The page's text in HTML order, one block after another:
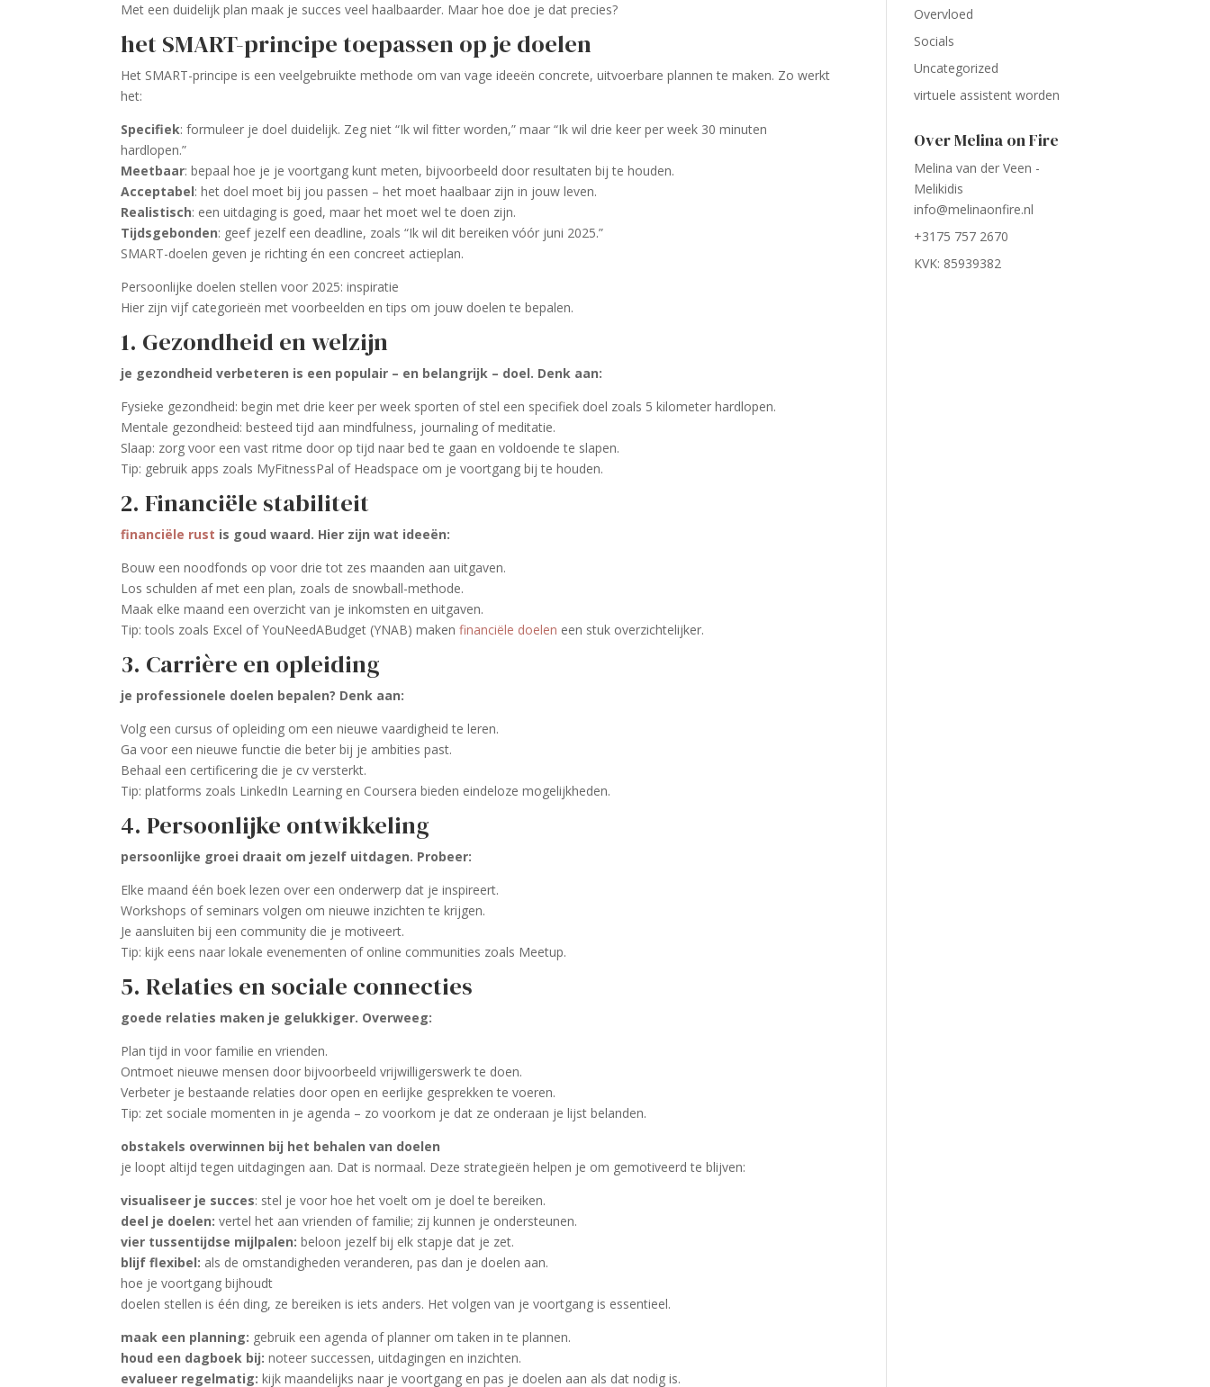
Met een duidelijk plan maak je succes veel haalbaarder. Maar hoe doe je dat precies?
het SMART-principe toepassen op je doelen
Het SMART-principe is een veelgebruikte methode om van vage ideeën concrete, uitvoerbare plannen te maken. Zo werkt
het:
Specifiek: formuleer je doel duidelijk. Zeg niet “Ik wil fitter worden,” maar “Ik wil drie keer per week 30 minuten
hardlopen.”
Meetbaar: bepaal hoe je je voortgang kunt meten, bijvoorbeeld door resultaten bij te houden.
Acceptabel: het doel moet bij jou passen – het moet haalbaar zijn in jouw leven.
Realistisch: een uitdaging is goed, maar het moet wel te doen zijn.
Tijdsgebonden: geef jezelf een deadline, zoals “Ik wil dit bereiken vóór juni 2025.”
SMART-doelen geven je richting én een concreet actieplan.
Persoonlijke doelen stellen voor 2025: inspiratie
Hier zijn vijf categorieën met voorbeelden en tips om jouw doelen te bepalen.
1. Gezondheid en welzijn
je gezondheid verbeteren is een populair – en belangrijk – doel. Denk aan:
Fysieke gezondheid: begin met drie keer per week sporten of stel een specifiek doel zoals 5 kilometer hardlopen.
Mentale gezondheid: besteed tijd aan mindfulness, journaling of meditatie.
Slaap: zorg voor een vast ritme door op tijd naar bed te gaan en voldoende te slapen.
Tip: gebruik apps zoals MyFitnessPal of Headspace om je voortgang bij te houden.
2. Financiële stabiliteit
financiële rust is goud waard. Hier zijn wat ideeën:
Bouw een noodfonds op voor drie tot zes maanden aan uitgaven.
Los schulden af met een plan, zoals de snowball-methode.
Maak elke maand een overzicht van je inkomsten en uitgaven.
Tip: tools zoals Excel of YouNeedABudget (YNAB) makenfinanciële doelen een stuk overzichtelijker.
3. Carrière en opleiding
je professionele doelen bepalen? Denk aan:
Volg een cursus of opleiding om een nieuwe vaardigheid te leren.
Ga voor een nieuwe functie die beter bij je ambities past.
Behaal een certificering die je cv versterkt.
Tip: platforms zoals LinkedIn Learning en Coursera bieden eindeloze mogelijkheden.
4. Persoonlijke ontwikkeling
persoonlijke groei draait om jezelf uitdagen. Probeer:
Elke maand één boek lezen over een onderwerp dat je inspireert.
Workshops of seminars volgen om nieuwe inzichten te krijgen.
Je aansluiten bij een community die je motiveert.
Tip: kijk eens naar lokale evenementen of online communities zoals Meetup.
5. Relaties en sociale connecties
goede relaties maken je gelukkiger. Overweeg:
Plan tijd in voor familie en vrienden.
Ontmoet nieuwe mensen door bijvoorbeeld vrijwilligerswerk te doen.
Verbeter je bestaande relaties door open en eerlijke gesprekken te voeren.
Tip: zet sociale momenten in je agenda – zo voorkom je dat ze onderaan je lijst belanden.
obstakels overwinnen bij het behalen van doelen
je loopt altijd tegen uitdagingen aan. Dat is normaal. Deze strategieën helpen je om gemotiveerd te blijven:
visualiseer je succes: stel je voor hoe het voelt om je doel te bereiken.
deel je doelen: vertel het aan vrienden of familie; zij kunnen je ondersteunen.
vier tussentijdse mijlpalen: beloon jezelf bij elk stapje dat je zet.
blijf flexibel: als de omstandigheden veranderen, pas dan je doelen aan.
hoe je voortgang bijhoudt
doelen stellen is één ding, ze bereiken is iets anders. Het volgen van je voortgang is essentieel.
maak een planning: gebruik een agenda of planner om taken in te plannen.
houd een dagboek bij: noteer successen, uitdagingen en inzichten.
evalueer regelmatig: kijk maandelijks naar je voortgang en pas je doelen aan als dat nodig is.
Overvloed
Socials
Uncategorized
virtuele assistent worden
Over Melina on Fire
Melina van der Veen -
Melikidis
info@melinaonfire.nl
+3175 757 2670
KVK: 85939382